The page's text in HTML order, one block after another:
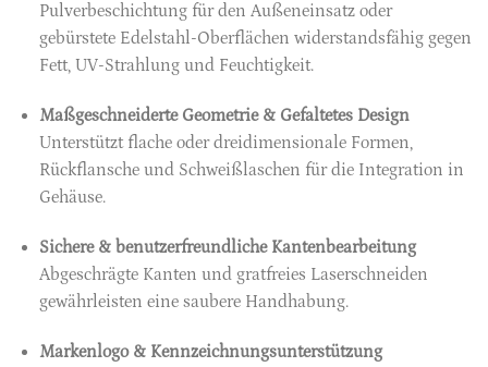
Pulverbeschichtung für den Außeneinsatz oder
gebürstete Edelstahl-Oberflächen widerstandsfähig gegen
Fett, UV-Strahlung und Feuchtigkeit.
Maßgeschneiderte Geometrie & Gefaltetes Design
Unterstützt flache oder dreidimensionale Formen,
Rückflansche und Schweißlaschen für die Integration in
Gehäuse.
Sichere & benutzerfreundliche Kantenbearbeitung
Abgeschrägte Kanten und gratfreies Laserschneiden
gewährleisten eine saubere Handhabung.
Markenlogo & Kennzeichnungsunterstützung